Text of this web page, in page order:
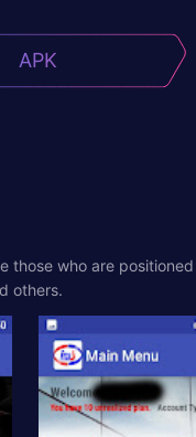
APK
who are
others.